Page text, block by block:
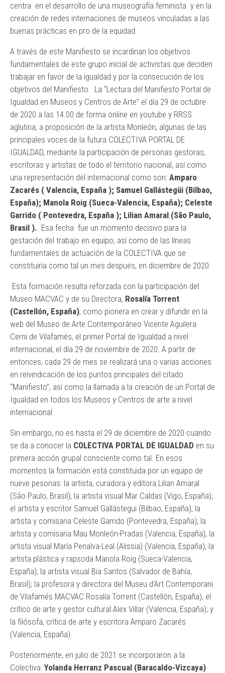
centra en el desarrollo de una museografía feminista y en la
creación de redes internaciones de museos vinculadas a las
buenas prácticas en pro de la equidad.
A través de este Manifiesto se incardinan los objetivos
fundamentales de este grupo inicial de activistas que deciden
trabajar en favor de la igualdad y por la consecución de los
objetivos del Manifiesto. La “Lectura del Manifiesto Portal de
Igualdad en Museos y Centros de Arte” el día 29 de octubre
de 2020 a las 14.00 de forma online en youtube y RRSS
aglutina, a proposición de la artista Monleón, algunas de las
principales voces de la futura COLECTIVA PORTAL DE
IGUALDAD, mediante la participación de personas gestoras,
escritoras y artistas de todo el territorio nacional, así como
una representación del internacional como son: Amparo
Zacarés ( Valencia, España ); Samuel Gallástegüi (Bilbao,
España); Manola Roig (Sueca-Valencia, España); Celeste
Garrido ( Pontevedra, España ); Lilian Amaral (São Paulo,
Brasil ). Esa fecha fue un momento decisivo para la
gestación del trabajo en equipo, así como de las líneas
fundamentales de actuación de la COLECTIVA que se
constituiría como tal un mes después, en diciembre de 2020.
Esta formación resulta reforzada con la participación del
Museo MACVAC y de su Directora, Rosalía Torrent
(Castellón, España), como pionera en crear y difundir en la
web del Museo de Arte Contemporáneo Vicente Aguilera
Cerni de Vilafamés, el primer Portal de Igualdad a nivel
internacional, el día 29 de noviembre de 2020. A partir de
entonces, cada 29 de mes se realizará una o varias acciones
en reivindicación de los puntos principales del citado
“Manifiesto”, así como la llamada a la creación de un Portal de
Igualdad en todos los Museos y Centros de arte a nivel
internacional.
Sin embargo, no es hasta el 29 de diciembre de 2020 cuando
se da a conocer la COLECTIVA PORTAL DE IGUALDAD en su
primera acción grupal consciente como tal. En esos
momentos la formación está constituida por un equipo de
nueve pesonas: la artista, curadora y editora Lilian Amaral
(São Paulo, Brasil); la artista visual Mar Caldas (Vigo, España);
el artista y escritor Samuel Gallástegui (Bilbao, España); la
artista y comisaria Celeste Garrido (Pontevedra, España); la
artista y comisaria Mau Monleón-Pradas (Valencia, España); la
artista visual María Penalva-Leal (Alissia) (Valencia, España); la
artista plástica y rapsoda Manola Roig (Sueca-Valencia,
España); la artista visual Bia Santos (Salvador de Bahía,
Brasil); la profesora y directora del Museu d’Art Contemporani
de Vilafamés MACVAC Rosalía Torrent (Castellón, España), el
crítico de arte y gestor cultural Alex Villar (Valencia, España); y
la filósofa, crítica de arte y escritora Amparo Zacarés
(Valencia, España).
Posteriormente, en julio de 2021 se incorporaron a la
Colectiva: Yolanda Herranz Pascual (Baracaldo-Vizcaya)